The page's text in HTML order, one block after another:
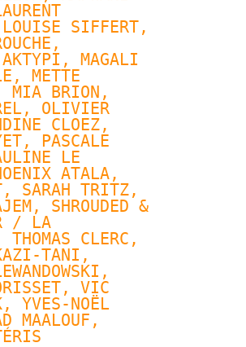
LOUISE SIFFERT,
AKTYPI, MAGALI
METTE
MIA BRION,
, OLIVIER
CLOEZ,
, PASCALE
LE
ATALA,
, SARAH TRITZ,
SHROUDED &
/ LA
THOMAS CLERC ,
TANI,
,
VIC
YVES-NOËL
MAALOUF,